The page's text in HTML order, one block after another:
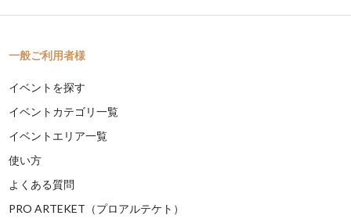
一般ご利用者様
イベントを探す
イベントカテゴリ一覧
イベントエリア一覧
使い方
よくある質問
PRO ARTEKET（プロアルテケト）